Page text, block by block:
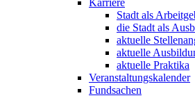
Karriere
Stadt als
die Stadt als
aktuelle
aktuelle
aktuelle Praktika
Veranstaltungskalender
Fundsachen